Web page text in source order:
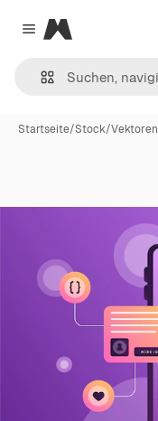
Close menu
Magnific
Startseite/Stock/Vektoren